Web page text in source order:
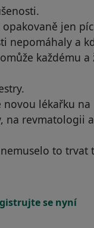
jen
nepomáhaly a
každému a
novou lékařku na
na revmatologii
to trvat
se nyní